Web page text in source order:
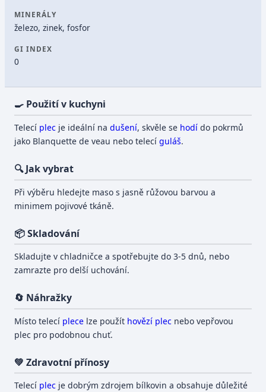
MINERÁLY
železo, zinek, fosfor
GI INDEX
0
🍳 Použití v kuchyni
Telecí plec je ideální nadušení, skvěle se hodí do pokrmů
jako Blanquette de veau nebo telecíguláš.
🔍 Jak vybrat
Při výběru hledejte maso s jasně růžovou barvou a
minimem pojivové tkáně.
📦 Skladování
Skladujte v chladničce a spotřebujte do 3-5 dnů, nebo
zamrazte pro delší uchování.
🔄 Náhražky
Místo telecí plece lze použít hovězí plec nebo vepřovou
plec pro podobnou chuť.
💚 Zdravotní přínosy
Telecí plec je dobrým zdrojem bílkovin a obsahuje důležité